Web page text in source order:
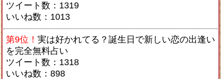
ツイート数：1319
いいね数：1013
第9位！ 実は好かれてる？誕生日で新しい恋の出逢い
を完全無料占い
ツイート数：1318
いいね数：898